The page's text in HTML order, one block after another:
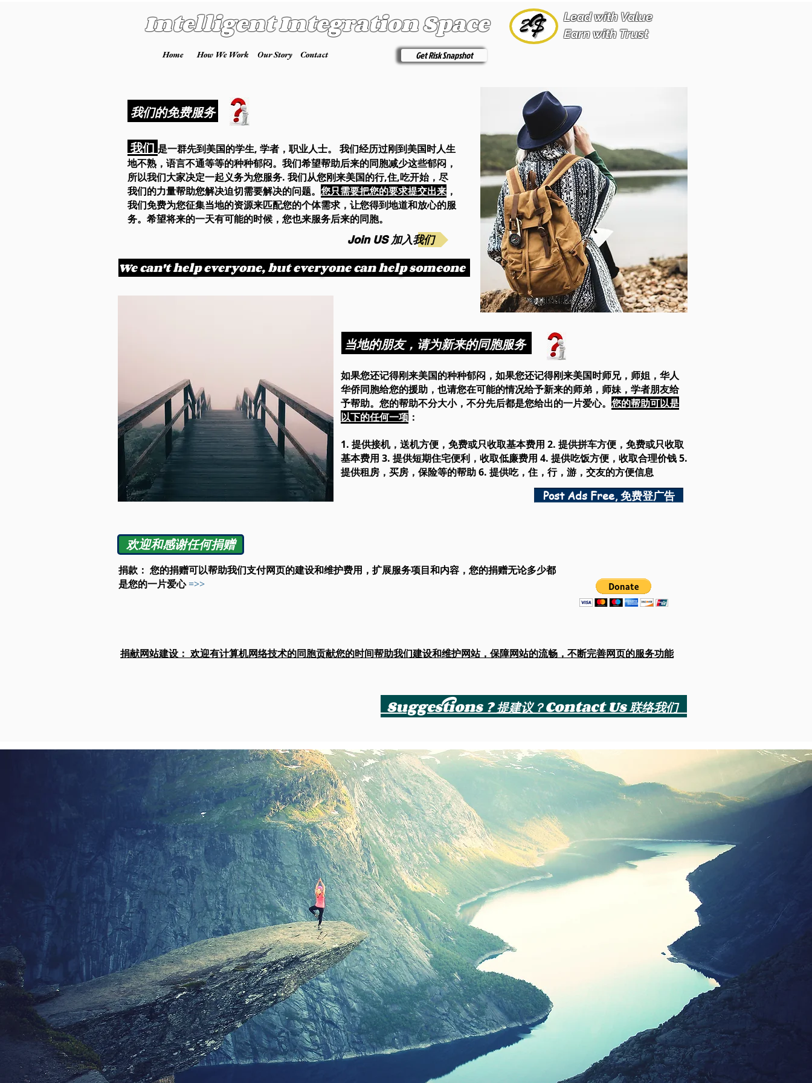
Intelligent Integration Space
Get Risk Snapshot
Home How We Work Our Story Contact
Lead with Value
Earn with Trust
我们 是一群先到美国的学生, 学者，职业人士。 我们经历过刚到美国时人生
地不熟，语言不通等等的种种郁闷。我们希望帮助后来的同胞减少这些郁闷，
所以我们大家决定一起义务为您服务. 我们从您刚来美国的行,住,吃开始，尽
我们的力量帮助您解决迫切需要解决的问题。 您只需要把您的要求提交出来 ，
我们免费为您征集当地的资源来匹配您的个体需求，让您得到地道和放心的服
务。希望将来的一天有可能的时候，您也来服务后来的同胞。
如果您还记得刚来美国的种种郁闷，如果您还记得刚来美国时师兄，师姐，华人
华侨同胞给您的援助，也请您在可能的情况给予新来的师弟，师妹，学者朋友给
予帮助。您的帮助不分大小，不分先后都是您给出的一片爱心。 您的帮助可以是
以下的任何一项 ：
1. 提供接机，送机方便，免费或只收取基本费用 2. 提供拼车方便，免费或只收取
基本费用 3. 提供短期住宅便利，收取低廉费用 4. 提供吃饭方便，收取合理价钱 5.
提供租房，买房，保险等的帮助 6. 提供吃，住，行，游，交友的方便信息
我们的免费服务
We can't help everyone, but everyone can help someone
当地的朋友，请为新来的同胞服务
Join US 加入我们
Post Ads Free, 免费登广告
欢迎和感谢任何捐赠
捐款： 您的捐赠可以帮助我们支付网页的建设和维护费用，扩展服务项目和内容，您的捐赠无论多少都
是您的一片爱心=>>
捐献网站建设： 欢迎有计算机网络技术的同胞贡献您的时间帮助我们建设和维护网站，保障网站的流畅，不断完善网页的服务功能
Suggestions ? 提建议？Contact Us 联络我们